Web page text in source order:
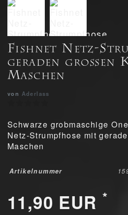
Fishnet Netz-
geraden großen
Maschen
von Aderlass
Schwarze grobmaschige
Netz-Strumpfhose mit
Maschen
Artikelnummer
11,90 EUR *